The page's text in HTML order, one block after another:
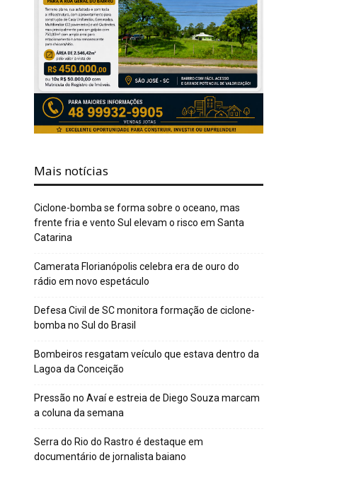
Mais notícias
Ciclone-bomba se forma sobre o oceano, mas
frente fria e vento Sul elevam o risco em Santa
Catarina
Camerata Florianópolis celebra era de ouro do
rádio em novo espetáculo
Defesa Civil de SC monitora formação de ciclone-
bomba no Sul do Brasil
Bombeiros resgatam veículo que estava dentro da
Lagoa da Conceição
Pressão no Avaí e estreia de Diego Souza marcam
a coluna da semana
Serra do Rio do Rastro é destaque em
documentário de jornalista baiano